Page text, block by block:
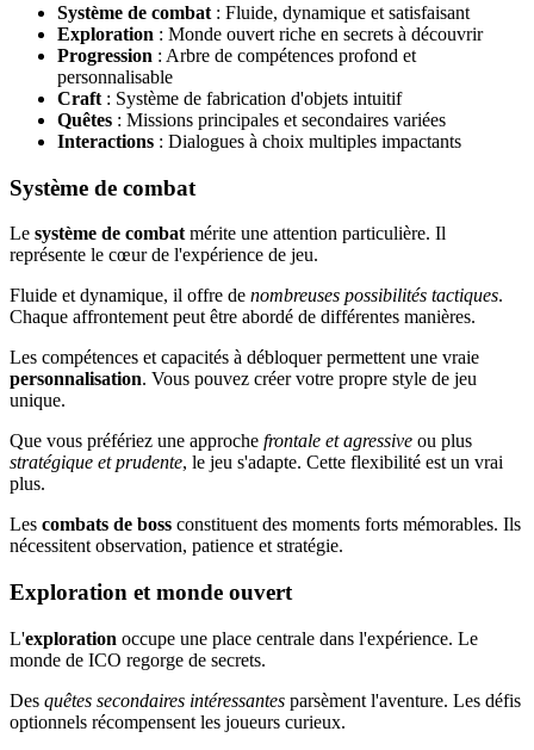
Système de combat : Fluide, dynamique et satisfaisant
Exploration : Monde ouvert riche en secrets à découvrir
Progression : Arbre de compétences profond et
personnalisable
Craft : Système de fabrication d'objets intuitif
Quêtes : Missions principales et secondaires variées
Interactions : Dialogues à choix multiples impactants
Système de combat
Le système de combat mérite une attention particulière. Il
représente le cœur de l'expérience de jeu.
Fluide et dynamique, il offre de nombreuses possibilités tactiques.
Chaque affrontement peut être abordé de différentes manières.
Les compétences et capacités à débloquer permettent une vraie
personnalisation. Vous pouvez créer votre propre style de jeu
unique.
Que vous préfériez une approche frontale et agressive ou plus
stratégique et prudente, le jeu s'adapte. Cette flexibilité est un vrai
plus.
Les combats de boss constituent des moments forts mémorables. Ils
nécessitent observation, patience et stratégie.
Exploration et monde ouvert
L'exploration occupe une place centrale dans l'expérience. Le
monde de ICO regorge de secrets.
Des quêtes secondaires intéressantes parsèment l'aventure. Les défis
optionnels récompensent les joueurs curieux.